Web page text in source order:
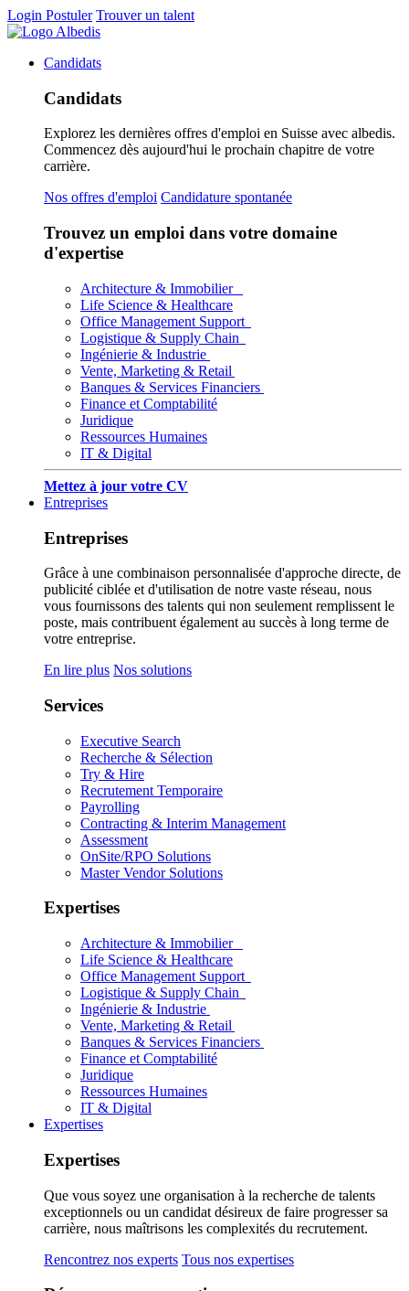
Login Postuler Trouver un talent
Candidats
Candidats
Explorez les dernières offres d'emploi en Suisse avec albedis.
Commencez dès aujourd'hui le prochain chapitre de votre
carrière.
Nos offres d'emploi Candidature spontanée
Trouvez un emploi dans votre domaine
d'expertise
Architecture & Immobilier
Life Science & Healthcare
Office Management Support
Logistique & Supply Chain
Ingénierie & Industrie
Vente, Marketing & Retail
Banques & Services Financiers
Finance et Comptabilité
Juridique
Ressources Humaines
IT & Digital
Mettez à jour votre CV
Entreprises
Entreprises
Grâce à une combinaison personnalisée d'approche directe, de
publicité ciblée et d'utilisation de notre vaste réseau, nous
vous fournissons des talents qui non seulement remplissent le
poste, mais contribuent également au succès à long terme de
votre entreprise.
En lire plus Nos solutions
Services
Executive Search
Recherche & Sélection
Try & Hire
Recrutement Temporaire
Payrolling
Contracting & Interim Management
Assessment
OnSite/RPO Solutions
Master Vendor Solutions
Expertises
Architecture & Immobilier
Life Science & Healthcare
Office Management Support
Logistique & Supply Chain
Ingénierie & Industrie
Vente, Marketing & Retail
Banques & Services Financiers
Finance et Comptabilité
Juridique
Ressources Humaines
IT & Digital
Expertises
Expertises
Que vous soyez une organisation à la recherche de talents
exceptionnels ou un candidat désireux de faire progresser sa
carrière, nous maîtrisons les complexités du recrutement.
Rencontrez nos experts Tous nos expertises